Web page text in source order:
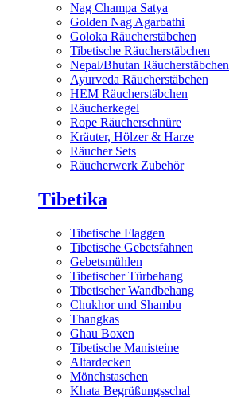
Nag Champa Satya
Golden Nag Agarbathi
Goloka Räucherstäbchen
Tibetische Räucherstäbchen
Nepal/Bhutan Räucherstäbchen
Ayurveda Räucherstäbchen
HEM Räucherstäbchen
Räucherkegel
Rope Räucherschnüre
Kräuter, Hölzer & Harze
Räucher Sets
Räucherwerk Zubehör
Tibetika
Tibetische Flaggen
Tibetische Gebetsfahnen
Gebetsmühlen
Tibetischer Türbehang
Tibetischer Wandbehang
Chukhor und Shambu
Thangkas
Ghau Boxen
Tibetische Manisteine
Altardecken
Mönchstaschen
Khata Begrüßungsschal